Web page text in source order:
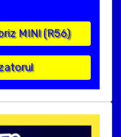
MINI (R56)